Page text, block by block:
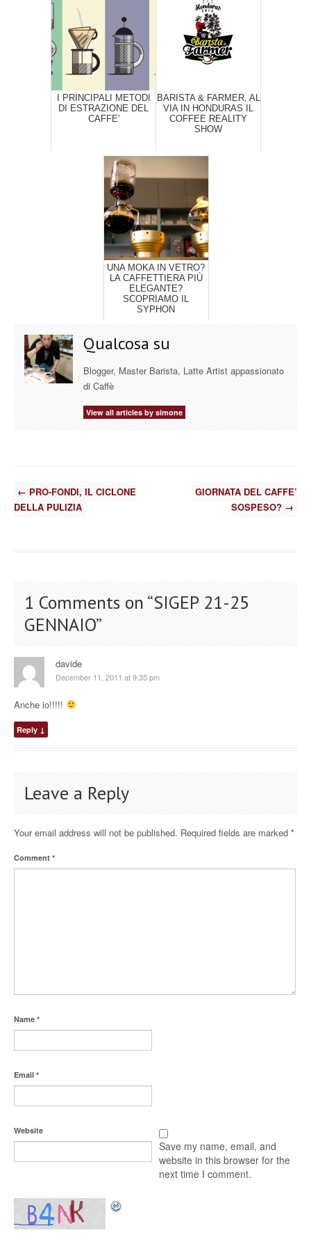
I PRINCIPALI METODI
DI ESTRAZIONE DEL
CAFFE'
BARISTA & FARMER, AL
VIA IN HONDURAS IL
COFFEE REALITY
SHOW
UNA MOKA IN VETRO?
LA CAFFETTIERA PIÙ
ELEGANTE?
SCOPRIAMO IL
SYPHON
Qualcosa su
Blogger, Master Barista, Latte Artist appassionato
di Caffè
View all articles by simone
←PRO-FONDI, IL CICLONE
DELLA PULIZIA
GIORNATA DEL CAFFE’
SOSPESO?→
1 Comments on “SIGEP 21-25
GENNAIO”
davide
December 11, 2011 at 9:35 pm
Anche io!!!!!
Reply ↓
Leave a Reply
Your email address will not be published. Required fields are marked *
Comment *
Name *
Email *
Website
Save my name, email, and
website in this browser for the
next time I comment.